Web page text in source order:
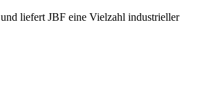
liefert JBF eine Vielzahl industrieller